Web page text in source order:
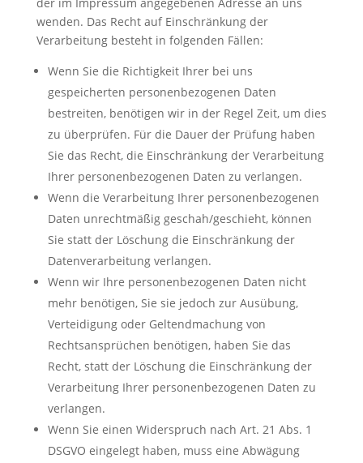
wenden. Das Recht auf Einschränkung der
Verarbeitung besteht in folgenden Fällen:
Wenn Sie die Richtigkeit Ihrer bei uns
gespeicherten personenbezogenen Daten
bestreiten, benötigen wir in der Regel Zeit, um dies
zu überprüfen. Für die Dauer der Prüfung haben
Sie das Recht, die Einschränkung der Verarbeitung
Ihrer personenbezogenen Daten zu verlangen.
Wenn die Verarbeitung Ihrer personenbezogenen
Daten unrechtmäßig geschah/geschieht, können
Sie statt der Löschung die Einschränkung der
Datenverarbeitung verlangen.
Wenn wir Ihre personenbezogenen Daten nicht
mehr benötigen, Sie sie jedoch zur Ausübung,
Verteidigung oder Geltendmachung von
Rechtsansprüchen benötigen, haben Sie das
Recht, statt der Löschung die Einschränkung der
Verarbeitung Ihrer personenbezogenen Daten zu
verlangen.
Wenn Sie einen Widerspruch nach Art. 21 Abs. 1
DSGVO eingelegt haben, muss eine Abwägung